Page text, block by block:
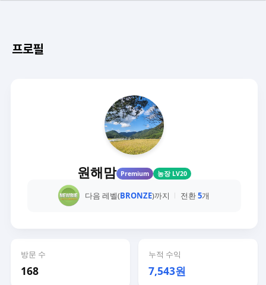
프로필
원해맘 Premium 농장 LV20
다음 레벨(BRONZE)까지 전환5개
방문 수
168
누적 수익
7,543원